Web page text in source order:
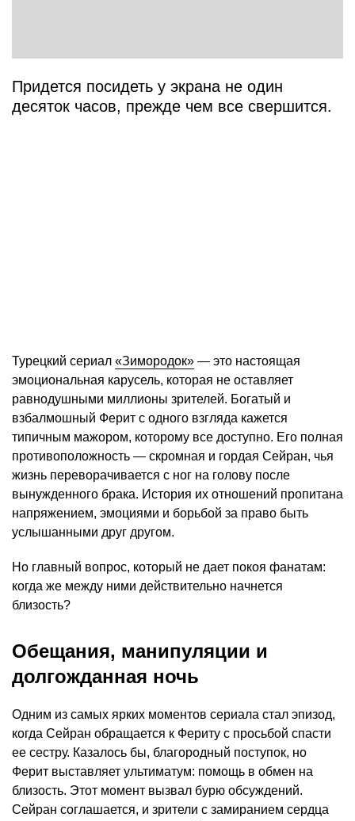
Придется посидеть у экрана не один
десяток часов, прежде чем все свершится.
Турецкий сериал «Зимородок» — это настоящая
эмоциональная карусель, которая не оставляет
равнодушными миллионы зрителей. Богатый и
взбалмошный Ферит с одного взгляда кажется
типичным мажором, которому все доступно. Его полная
противоположность — скромная и гордая Сейран, чья
жизнь переворачивается с ног на голову после
вынужденного брака. История их отношений пропитана
напряжением, эмоциями и борьбой за право быть
услышанными друг другом.
Но главный вопрос, который не дает покоя фанатам:
когда же между ними действительно начнется
близость?
Обещания, манипуляции и
долгожданная ночь
Одним из самых ярких моментов сериала стал эпизод,
когда Сейран обращается к Фериту с просьбой спасти
ее сестру. Казалось бы, благородный поступок, но
Ферит выставляет ультиматум: помощь в обмен на
близость. Этот момент вызвал бурю обсуждений.
Сейран соглашается, и зрители с замиранием сердца